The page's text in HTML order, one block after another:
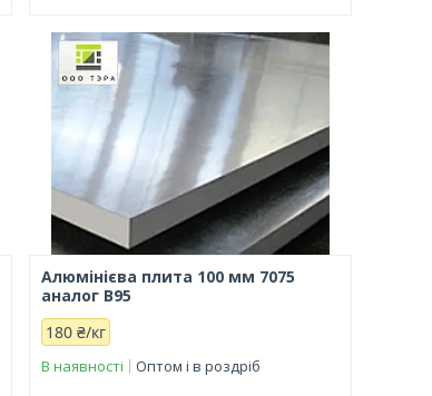
Алюмінієва плита 100 мм 7075
аналог В95
180 ₴/кг
В наявності Оптом і в роздріб